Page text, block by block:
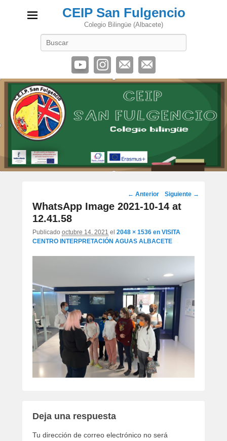
CEIP San Fulgencio
Colegio Bilingüe (Albacete)
Navegación
de
← Anterior Siguiente →
WhatsApp Image 2021-10-14 at
12.41.58
Publicado octubre 14, 2021 el 2048 × 1536 en VISITA
CENTRO INTERPRETACIÓN AGUAS ALBACETE
Deja una respuesta
Tu dirección de correo electrónico no será